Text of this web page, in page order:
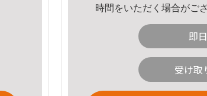
時間をいただく場合がご
即
受け取